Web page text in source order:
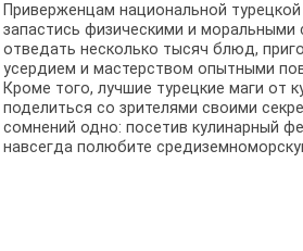
Приверженцам национальной турецкой
запастись физическими и моральными
отведать несколько тысяч блюд,
усердием и мастерством опытными
Кроме того, лучшие турецкие маги от
поделиться со зрителями своими
сомнений одно: посетив кулинарный
навсегда полюбите